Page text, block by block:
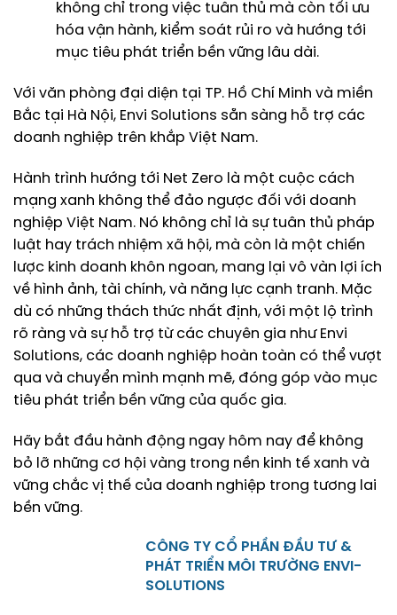
không chỉ trong việc tuân thủ mà còn tối ưu
hóa vận hành, kiểm soát rủi ro và hướng tới
mục tiêu phát triển bền vững lâu dài.
Với văn phòng đại diện tại TP. Hồ Chí Minh và miền
Bắc tại Hà Nội, Envi Solutions sẵn sàng hỗ trợ các
doanh nghiệp trên khắp Việt Nam.
Hành trình hướng tới Net Zero là một cuộc cách
mạng xanh không thể đảo ngược đối với doanh
nghiệp Việt Nam. Nó không chỉ là sự tuân thủ pháp
luật hay trách nhiệm xã hội, mà còn là một chiến
lược kinh doanh khôn ngoan, mang lại vô vàn lợi ích
về hình ảnh, tài chính, và năng lực cạnh tranh. Mặc
dù có những thách thức nhất định, với một lộ trình
rõ ràng và sự hỗ trợ từ các chuyên gia như Envi
Solutions, các doanh nghiệp hoàn toàn có thể vượt
qua và chuyển mình mạnh mẽ, đóng góp vào mục
tiêu phát triển bền vững của quốc gia.
Hãy bắt đầu hành động ngay hôm nay để không
bỏ lỡ những cơ hội vàng trong nền kinh tế xanh và
vững chắc vị thế của doanh nghiệp trong tương lai
bền vững.
CÔNG TY CỔ PHẦN ĐẦU TƯ &
PHÁT TRIỂN MÔI TRƯỜNG ENVI-
SOLUTIONS